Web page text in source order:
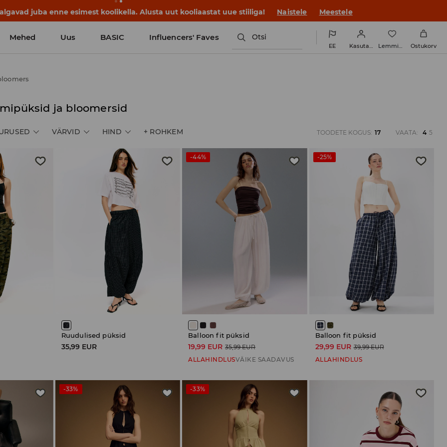
juba enne esimest koolikella. Alusta uut kooliaastat uue stiiliga! Naistele Meestele
Mehed Uus BASIC Influencers' Faves Otsi
EE Kasutaja Lemmikud Ostukorv
ja bloomersid
VÄRVID HIND + ROHKEM TOODETE KOGUS: 17 VAATA: 4 5
Ruudulised püksid
35,99 EUR
-44%
Balloon fit püksid
19,99 EUR 35,99 EUR
ALLAHINDLUSVÄIKE SAADAVUS
-25%
Balloon fit püksid
29,99 EUR 39,99 EUR
ALLAHINDLUS
-33% -33%